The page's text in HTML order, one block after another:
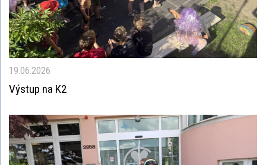
19.06.2026
Výstup na K2